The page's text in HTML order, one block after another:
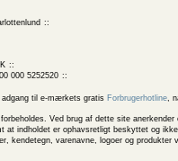
000 5252520
til e-mærkets gratis Forbrugerhotline,
Ved brug af dette site
at indholdet er ophavsretligt beskyttet og
kendetegn, varenavne, logoer og